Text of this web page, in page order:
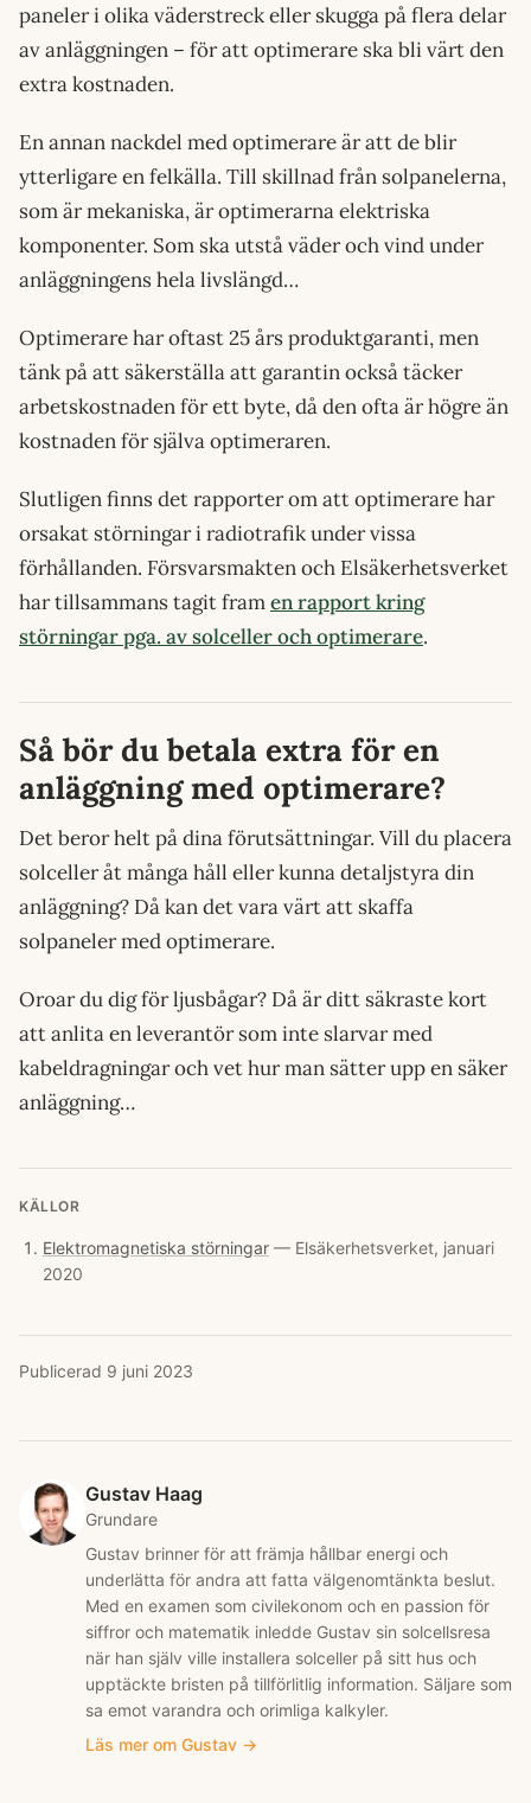
paneler i olika väderstreck eller skugga på flera delar
av anläggningen – för att optimerare ska bli värt den
extra kostnaden.
En annan nackdel med optimerare är att de blir
ytterligare en felkälla. Till skillnad från solpanelerna,
som är mekaniska, är optimerarna elektriska
komponenter. Som ska utstå väder och vind under
anläggningens hela livslängd…
Optimerare har oftast 25 års produktgaranti, men
tänk på att säkerställa att garantin också täcker
arbetskostnaden för ett byte, då den ofta är högre än
kostnaden för själva optimeraren.
Slutligen finns det rapporter om att optimerare har
orsakat störningar i radiotrafik under vissa
förhållanden. Försvarsmakten och Elsäkerhetsverket
har tillsammans tagit framen rapport kring
störningar pga. av solceller och optimerare.
Så bör du betala extra för en
anläggning med optimerare?
Det beror helt på dina förutsättningar. Vill du placera
solceller åt många håll eller kunna detaljstyra din
anläggning? Då kan det vara värt att skaffa
solpaneler med optimerare.
Oroar du dig för ljusbågar? Då är ditt säkraste kort
att anlita en leverantör som inte slarvar med
kabeldragningar och vet hur man sätter upp en säker
anläggning…
KÄLLOR
Elektromagnetiska störningar — Elsäkerhetsverket, januari
2020
Publicerad 9 juni 2023
Gustav Haag
Grundare
Gustav brinner för att främja hållbar energi och
underlätta för andra att fatta välgenomtänkta beslut.
Med en examen som civilekonom och en passion för
siffror och matematik inledde Gustav sin solcellsresa
när han själv ville installera solceller på sitt hus och
upptäckte bristen på tillförlitlig information. Säljare som
sa emot varandra och orimliga kalkyler.
Läs mer om Gustav →